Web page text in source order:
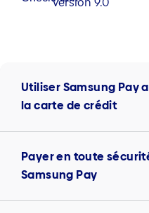
Utiliser Samsung Pay
la carte de crédit
Payer en toute
Samsung Pay